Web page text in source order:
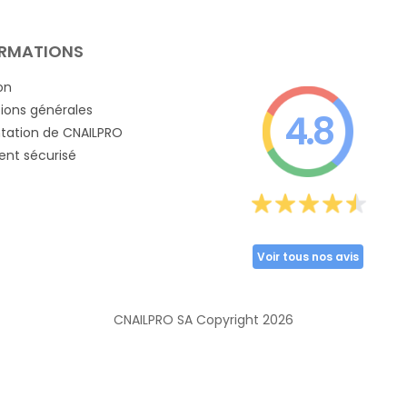
générales
de CNAILPRO
sécurisé
4.8
Voir tous nos avis
CNAILPRO SA Copyright 2026